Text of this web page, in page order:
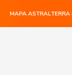
MAPA ASTRAL